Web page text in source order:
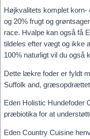
Højkvalitets komplet korn-
og 20% frugt og
race. Hvalpe kan også få
tildeles efter vægt og ikke
100% naturligt vil du også
Dette lækre foder er fyldt
Suffolk and,
Eden Holistic Hundefoder
præbiotika for at
Eden Country Cuisine